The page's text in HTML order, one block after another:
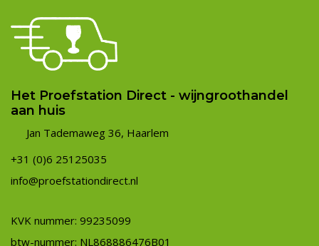
Het Proefstation Direct - wijngroothandel
aan huis
Jan Tademaweg 36, Haarlem
+31 (0)6 25125035
info@proefstationdirect.nl
KVK nummer: 99235099
btw-nummer: NL868886476B01